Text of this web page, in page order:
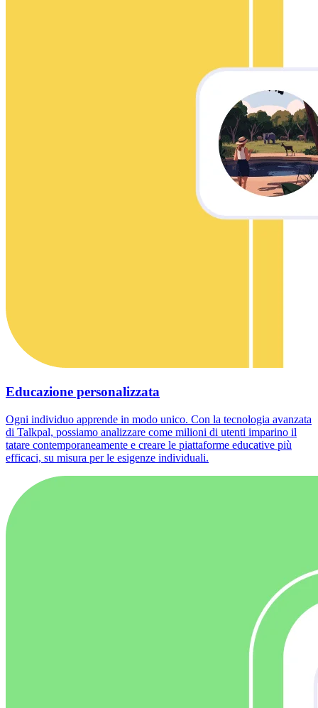
Educazione personalizzata
Ogni individuo apprende in modo unico. Con la tecnologia avanzata
di Talkpal, possiamo analizzare come milioni di utenti imparino il
tatare contemporaneamente e creare le piattaforme educative più
efficaci, su misura per le esigenze individuali.